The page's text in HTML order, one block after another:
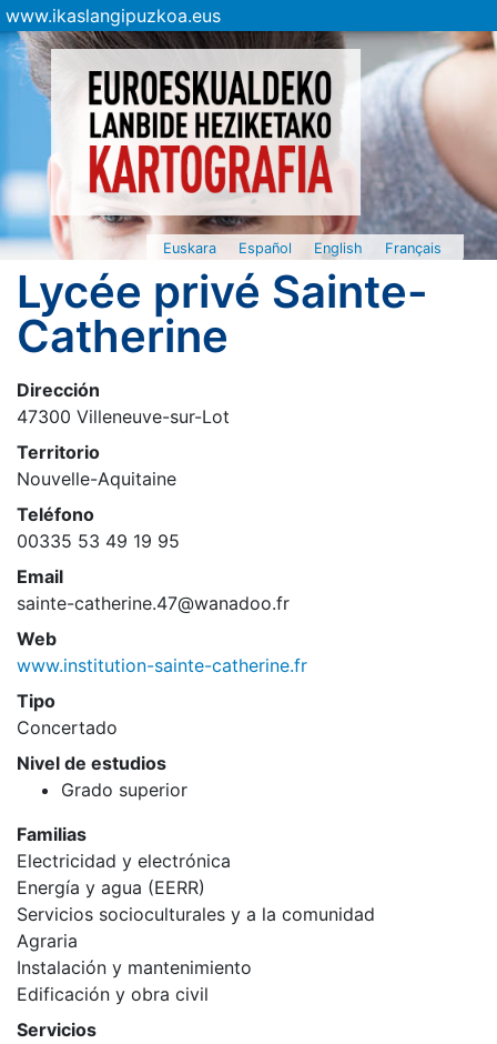
www.ikaslangipuzkoa.eus
Euskara Español English Français
Lycée privé Sainte-
Catherine
Dirección
47300 Villeneuve-sur-Lot
Territorio
Nouvelle-Aquitaine
Teléfono
00335 53 49 19 95
Email
sainte-catherine.47@wanadoo.fr
Web
www.institution-sainte-catherine.fr
Tipo
Concertado
Nivel de estudios
Grado superior
Familias
Electricidad y electrónica
Energía y agua (EERR)
Servicios socioculturales y a la comunidad
Agraria
Instalación y mantenimiento
Edificación y obra civil
Servicios